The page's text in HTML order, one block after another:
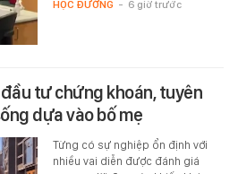
HỌC ĐƯỜNG - 6 giờ trước
tư chứng khoán, tuyên
dựa vào bố mẹ
Từng có sự nghiệp ổn định với
nhiều vai diễn được đánh giá